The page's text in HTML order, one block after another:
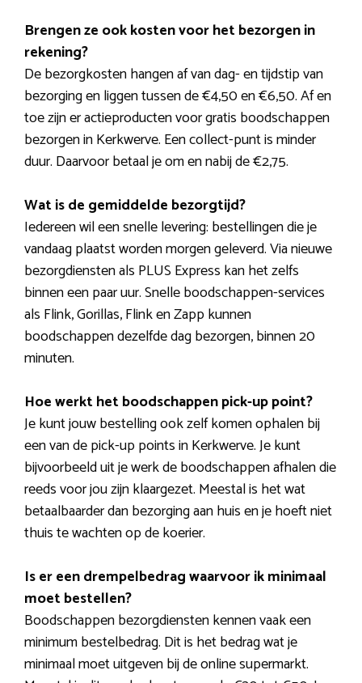
Brengen ze ook kosten voor het bezorgen in
rekening?
De bezorgkosten hangen af van dag- en tijdstip van
bezorging en liggen tussen de €4,50 en €6,50. Af en
toe zijn er actieproducten voor gratis boodschappen
bezorgen in Kerkwerve. Een collect-punt is minder
duur. Daarvoor betaal je om en nabij de €2,75.
Wat is de gemiddelde bezorgtijd?
Iedereen wil een snelle levering: bestellingen die je
vandaag plaatst worden morgen geleverd. Via nieuwe
bezorgdiensten als PLUS Express kan het zelfs
binnen een paar uur. Snelle boodschappen-services
als Flink, Gorillas, Flink en Zapp kunnen
boodschappen dezelfde dag bezorgen, binnen 20
minuten.
Hoe werkt het boodschappen pick-up point?
Je kunt jouw bestelling ook zelf komen ophalen bij
een van de pick-up points in Kerkwerve. Je kunt
bijvoorbeeld uit je werk de boodschappen afhalen die
reeds voor jou zijn klaargezet. Meestal is het wat
betaalbaarder dan bezorging aan huis en je hoeft niet
thuis te wachten op de koerier.
Is er een drempelbedrag waarvoor ik minimaal
moet bestellen?
Boodschappen bezorgdiensten kennen vaak een
minimum bestelbedrag. Dit is het bedrag wat je
minimaal moet uitgeven bij de online supermarkt.